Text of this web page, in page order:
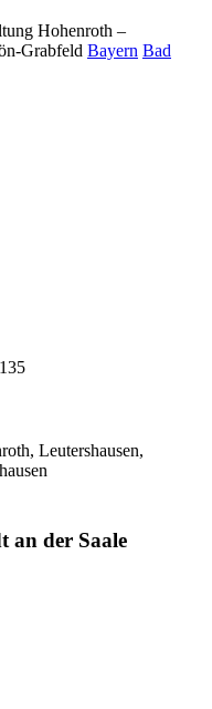
Hohenroth –
Grabfeld Bayern Bad
Leutershausen,
an der Saale